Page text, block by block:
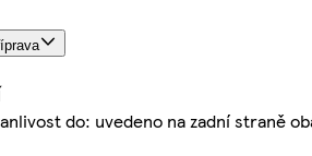
do: uvedeno na zadní straně